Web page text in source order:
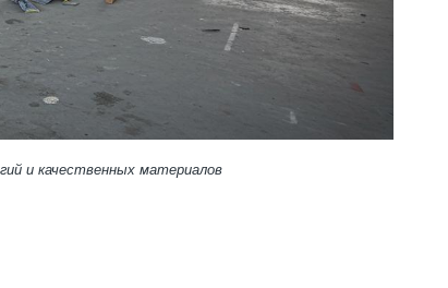
и качественных материалов